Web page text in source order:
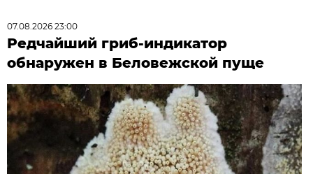
07.08.2026 23:00
Редчайший гриб-индикатор
обнаружен в Беловежской пуще